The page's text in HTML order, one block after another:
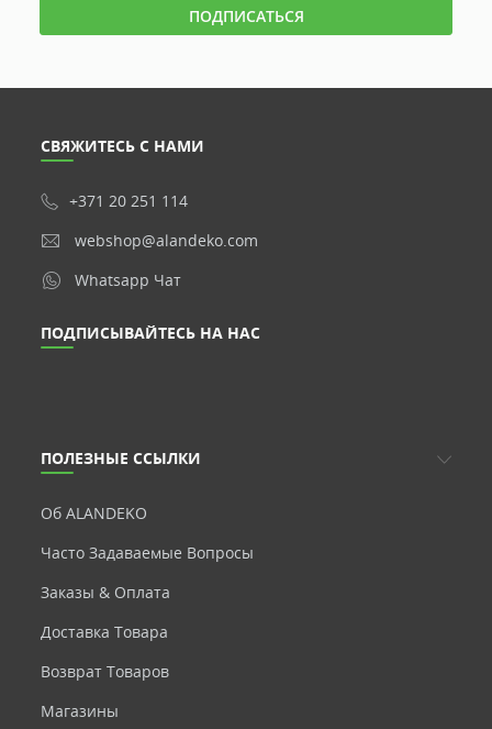
СВЯЖИТЕСЬ С НАМИ
+371 20 251 114
webshop@alandeko.com
Whatsapp Чат
ПОЛЕЗНЫЕ ССЫЛКИ
Об ALANDEKO
Часто Задаваемые Вопросы
Заказы & Оплата
Доставка Товара
Возврат Товаров
Магазины
ПОДПИСЫВАЙТЕСЬ НА НАС